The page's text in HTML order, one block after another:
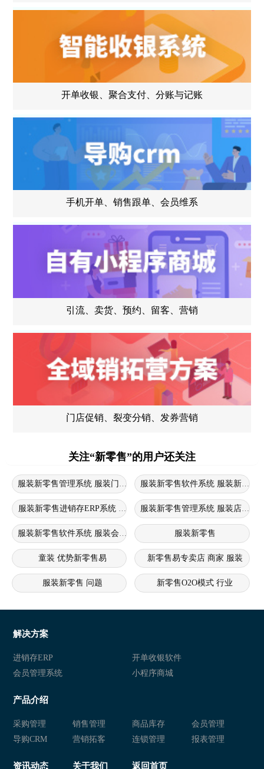
开单收银、聚合支付、分账与记账
手机开单、销售跟单、会员维系
引流、卖货、预约、留客、营销
门店促销、裂变分销、发券营销
关注“新零售”的用户还关注
服装新零售管理系统 服装门店进销存软件 服装新零售系统
服装新零售进销存ERP系统 服装新零售系统 服装进销存erp系统
服装新零售管理系统 服装店新零
服装新零售软件系统 服装会员管理系统 服装新零售软件
服装新零售
童装 优势新零售易 新零售易专卖店 商家 服装
服装新零售 问题 新零售O2O模式 行业
新零售商城 行业
新零售 衣盈易 衣盈易 新零售
新零售 衣盈易
解决方案
进销存ERP
开单收银软件
会员管理系统
小程序商城
产品介绍
采购管理 销售管理 商品库存
会员管理
导购CRM
营销拓客 连锁管理 报表管理
资讯动态 关于我们 返回首页